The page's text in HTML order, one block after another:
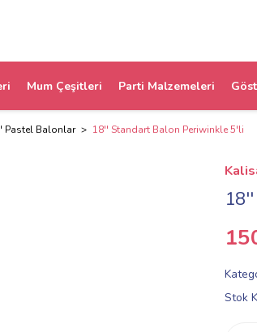
Mum Çeşitleri Parti Malzemeleri
Pastel Balonlar 18'' Standart Balon Periwinkle 5'li
Stok